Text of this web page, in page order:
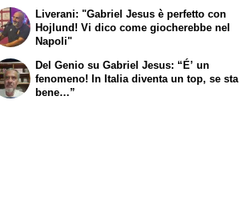
Liverani: "Gabriel Jesus è perfetto con
Hojlund! Vi dico come giocherebbe nel
Napoli"
Del Genio su Gabriel Jesus: “É’ un
fenomeno! In Italia diventa un top, se sta
bene…”